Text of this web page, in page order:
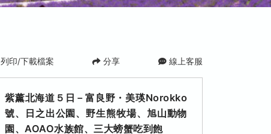
列印/下載檔案 分享 線上客服
紫薰北海道５日－富良野・美瑛Norokko
號、日之出公園、野生熊牧場、旭山動物
園、AOAO水族館、三大螃蟹吃到飽